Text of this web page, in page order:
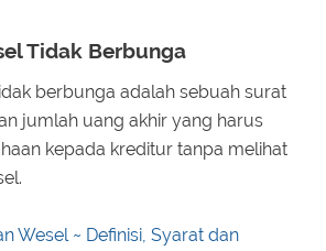
Tidak Berbunga
berbunga adalah sebuah surat
jumlah uang akhir yang harus
kepada kreditur tanpa melihat
Wesel ~ Definisi, Syarat dan